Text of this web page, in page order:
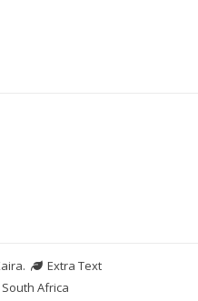
.
Extra Text
Africa